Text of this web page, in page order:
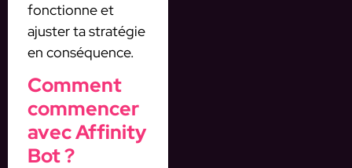
fonctionne et
ajuster ta stratégie
en conséquence.
Comment
commencer
avec Affinity
Bot ?